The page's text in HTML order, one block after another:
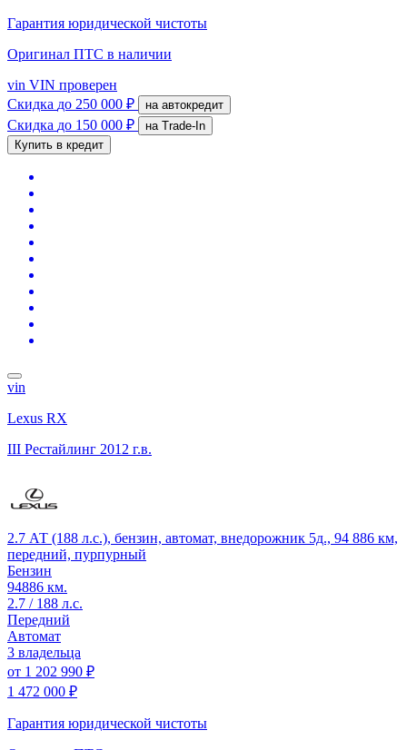
Гарантия юридической чистоты
Оригинал ПТС в наличии
vin VIN проверен
Скидка до 250 000 ₽ на автокредит
Скидка до 150 000 ₽
на Trade-In
Купить в кредит
vin
Lexus RX
III Рестайлинг 2012 г.в.
2.7 АТ (188 л.с.), бензин, автомат, внедорожник 5д., 94 886 км,
передний, пурпурный
Бензин
94886 км.
2.7 / 188 л.с.
Передний
Автомат
3 владельца
от 1 202 990 ₽
1 472 000 ₽
Гарантия юридической чистоты